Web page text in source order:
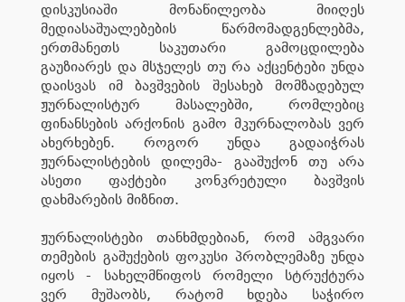
დისკუსიაში მონაწილეობა მიიღეს
მედიასაშუალებების წარმომადგენლებმა,
ერთმანეთს საკუთარი გამოცდილება
გაუზიარეს და მსჯელეს თუ რა აქცენტები უნდა
დაისვას იმ ბავშვების შესახებ მომზადებულ
ჟურნალისტურ მასალებში, რომლებიც
ფინანსების არქონის გამო მკურნალობას ვერ
ახერხებენ. როგორ უნდა გადაიჭრას
ჟურნალისტების დილემა- გააშუქონ თუ არა
ასეთი ფაქტები კონკრეტული ბავშვის
დახმარების მიზნით.
ჟურნალისტები თანხმდებიან, რომ ამგვარი
თემების გაშუქების ფოკუსი პრობლემაზე უნდა
იყოს - სახელმწიფოს რომელი სტრუქტურა
ვერ მუშაობს, რატომ ხდება საჭირო